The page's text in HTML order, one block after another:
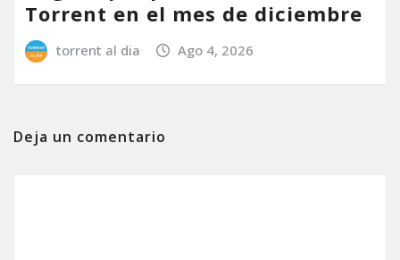
Torrent en el mes de diciembre
torrent al dia Ago 4, 2026
Deja un comentario